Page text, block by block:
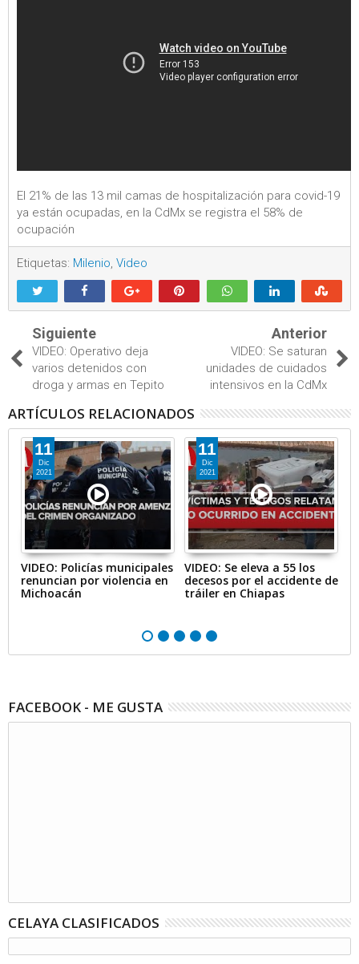
El 21% de las 13 mil camas de hospitalización para covid-19
ya están ocupadas, en la CdMx se registra el 58% de
ocupación
Etiquetas: Milenio, Video
Siguiente
VIDEO: Operativo deja
varios detenidos con
droga y armas en Tepito
Anterior
VIDEO: Se saturan
unidades de cuidados
intensivos en la CdMx
ARTÍCULOS RELACIONADOS
11
Dic
2021
VIDEO: Policías municipales
renuncian por violencia en
Michoacán
11
Dic
2021
VIDEO: Se eleva a 55 los
decesos por el accidente de
tráiler en Chiapas
FACEBOOK - ME GUSTA
CELAYA CLASIFICADOS